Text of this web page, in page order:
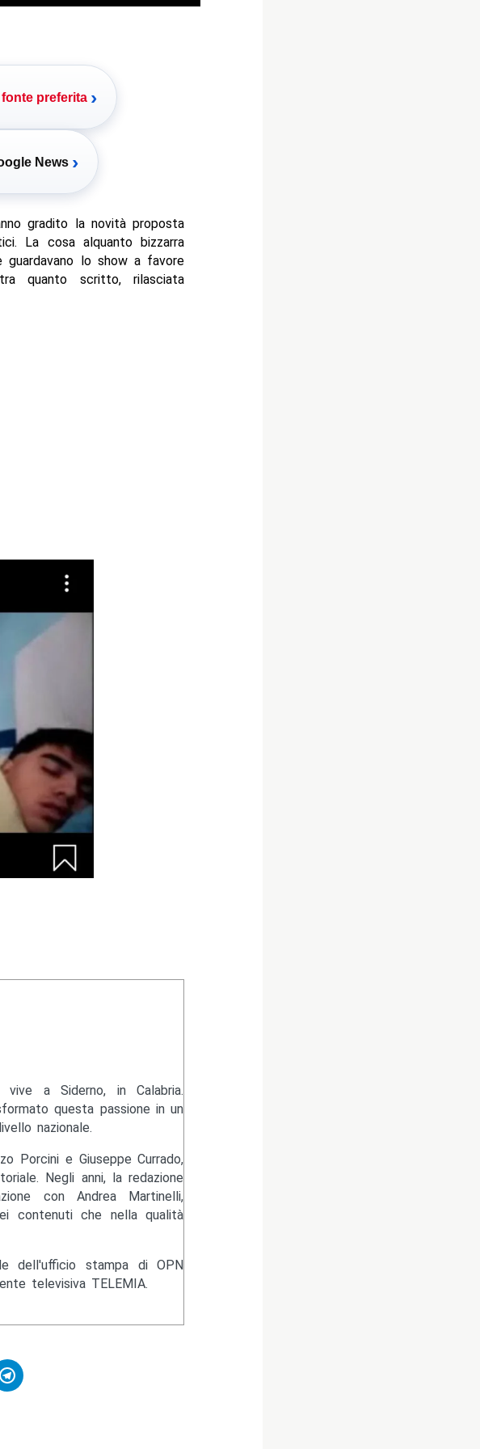
fonte preferita ›
News ›
gradito la novità proposta
La cosa alquanto bizzarra
lo show a favore
quanto scritto, rilasciata
a Siderno, in Calabria.
questa passione in un
nazionale.
Porcini e Giuseppe Currado,
Negli anni, la redazione
con Andrea Martinelli,
contenuti che nella qualità
dell'ufficio stampa di OPN
televisiva TELEMIA.